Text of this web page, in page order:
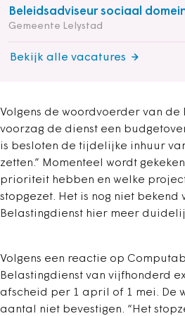
Beleidsadviseur sociaal
Gemeente Lelystad
Bekijk alle vacatures
Volgens de woordvoerder van de
voorzag de dienst een
is besloten de tijdelijke inhuur
zetten.” Momenteel wordt
prioriteit hebben en welke
stopgezet. Het is nog niet bekend
Belastingdienst hier meer
Volgens een reactie op
Belastingdienst van vijfhonderd
afscheid per 1 april of 1 mei. De
aantal niet bevestigen. “Het